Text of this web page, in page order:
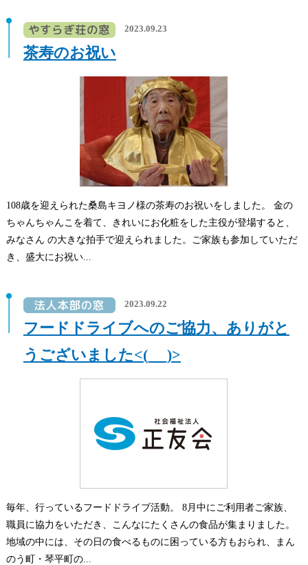
2023.09.23
茶寿のお祝い
108歳を迎えられた桑島キヨノ様の茶寿のお祝いをしました。 金の
ちゃんちゃんこを着て、きれいにお化粧をした主役が登場すると、
みなさん の大きな拍手で迎えられました。ご家族も参加していただ
き、盛大にお祝い...
2023.09.22
フードドライブへのご協力、ありがと
うございました<(_ _)>
毎年、行っているフードドライブ活動。 8月中にご利用者ご家族、
職員に協力をいただき、こんなにたくさんの食品が集まりました。
地域の中には、その日の食べるものに困っている方もおられ、まん
のう町・琴平町の...